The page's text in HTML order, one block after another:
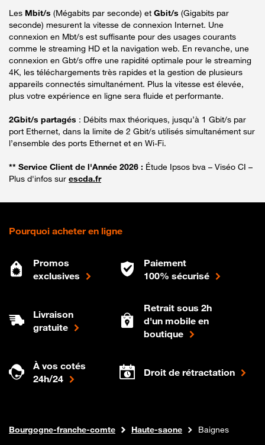
Les Mbit/s (Mégabits par seconde) et Gbit/s (Gigabits par
seconde) mesurent la vitesse de connexion Internet. Une
connexion en Mbt/s est suffisante pour des usages courants
comme le streaming HD et la navigation web. En revanche, une
connexion en Gbt/s offre une rapidité optimale pour le streaming
4K, les téléchargements très rapides et la gestion de plusieurs
appareils connectés simultanément. Plus la vitesse est élevée,
plus votre expérience en ligne sera fluide et performante.
2Gbit/s partagés : Débits max théoriques, jusqu’à 1 Gbit/s par
port Ethernet, dans la limite de 2 Gbit/s utilisés simultanément sur
l’ensemble des ports Ethernet et en Wi-Fi.
** Service Client de l'Année 2026 : Étude Ipsos bva – Viséo CI –
Plus d'infos sur escda.fr
Pourquoi acheter en ligne
Promos
exclusives
Paiement
100% sécurisé
Livraison
gratuite
Retrait sous 2h
d'un mobile en
boutique
À vos cotés
24h/24
Droit de rétractation
Boutique Orange
Internet fibre
Bourgogne-franche-comte Haute-saone Baignes